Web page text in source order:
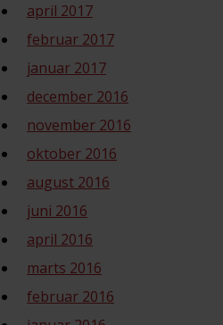
april 2017
februar 2017
januar 2017
december 2016
november 2016
oktober 2016
august 2016
juni 2016
april 2016
marts 2016
februar 2016